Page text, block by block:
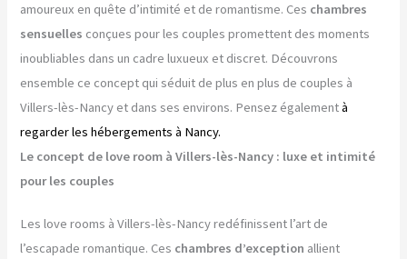
amoureux en quête d’intimité et de romantisme. Ces chambres
sensuelles conçues pour les couples promettent des moments
inoubliables dans un cadre luxueux et discret. Découvrons
ensemble ce concept qui séduit de plus en plus de couples à
Villers-lès-Nancy et dans ses environs. Pensez égalementà
regarder les hébergements à Nancy.
Le concept de love room à Villers-lès-Nancy : luxe et intimité
pour les couples
Les love rooms à Villers-lès-Nancy redéfinissent l’art de
l’escapade romantique. Ces chambres d’exception allient